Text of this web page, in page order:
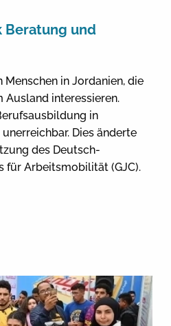
Beratung und
Menschen in Jordanien, die
Ausland interessieren.
in
Dies änderte
des Deutsch-
für Arbeitsmobilität (GJC).